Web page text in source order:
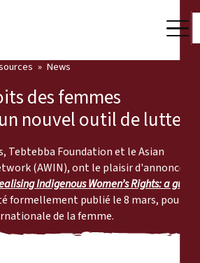
News
des femmes
nouvel outil de lutte
Tebtebba Foundation et le Asian
(AWIN), ont le plaisir d'annoncer la
Indigenous Women’s Rights: a guide
formellement publié le 8 mars, pour
de la femme.